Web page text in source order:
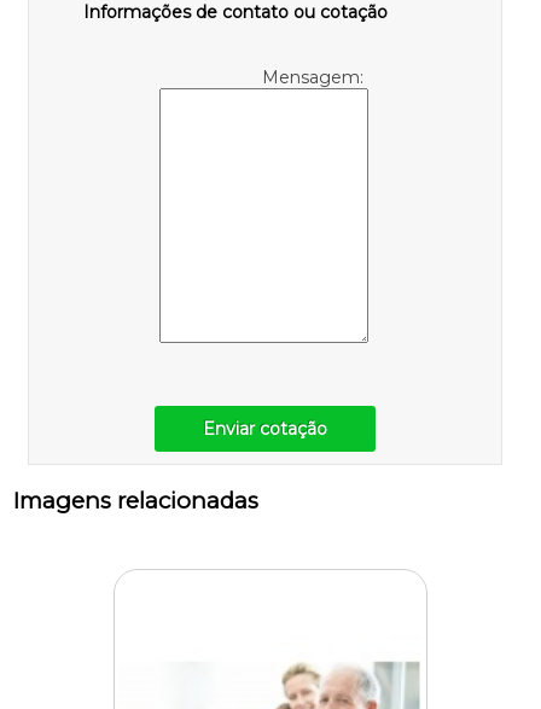
Informações de contato ou cotação
Mensagem:
Enviar cotação
Imagens relacionadas